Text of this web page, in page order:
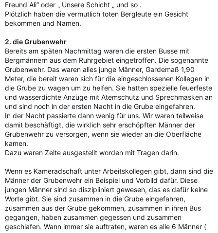
Freund Ali“ oder „ Unsere Schicht „ und so .
Plötzlich haben die vermutlich toten Bergleute ein Gesicht
bekommen und Namen.
2. die Grubenwehr
Bereits am späten Nachmittag waren die ersten Busse mit
Bergmännern aus dem Ruhrgebiet eingetroffen. Die sogenannte
Grubenwehr. Das waren alles junge Männer, Gardemaß 1,90
Meter, die bereit waren sich für die eingeschlossenen Kollegen in
die Grube zu wagen um zu helfen. Sie hatten spezielle feuerfeste
und wasserdichte Anzüge mit Atemschutz und Sprechmasken an
und sind noch in der ersten Nacht in die Grube eingefahren.
In der Nacht passierte dann wenig für uns. Wir waren teilweise
damit beschäftigt, die wirklich sehr erschöpften Männer der
Grubenwehr zu versorgen, wenn sie wieder an die Oberfläche
kamen.
Dazu waren Zelte ausgestellt worden mit Tragen darin.
Wenn es Kameradschaft unter Arbeitskollegen gibt, dann sind die
Männer der Grubenwehr ein Beispiel und Vorbild dafür. Diese
jungen Männer sind so diszipliniert gewesen, das es dafür keine
Worte gibt. Sie sind zusammen in die Grube eingefahren,
zusammen aus der Grube gekommen, zusammen in ihren Bus
gegangen, haben zusammen gegessen und zusammen
geschlafen. Wann immer sie auftraten, waren es alle 6 Männer (